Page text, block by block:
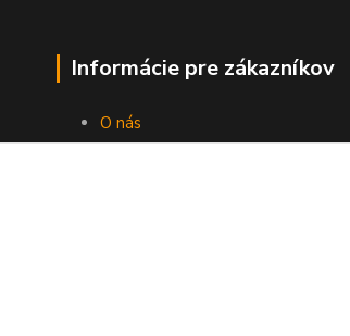
Informácie pre zákazníkov
O nás
Ako nakupovať